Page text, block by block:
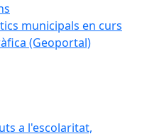
municipals en curs
(Geoportal)
a l'escolaritat,